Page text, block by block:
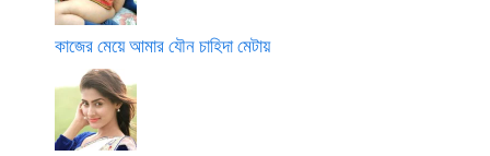
কাজের মেয়ে আমার যৌন চাহিদা মেটায়